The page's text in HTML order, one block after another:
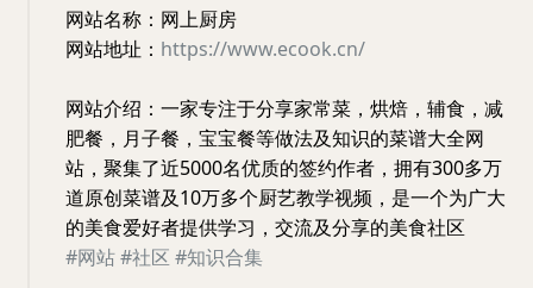
网站名称：网上厨房
网站地址： https://www.ecook.cn/
网站介绍：一家专注于分享家常菜，烘焙，辅食，减
肥餐，月子餐，宝宝餐等做法及知识的菜谱大全网
站，聚集了近5000名优质的签约作者，拥有300多万
道原创菜谱及10万多个厨艺教学视频，是一个为广大
的美食爱好者提供学习，交流及分享的美食社区
#网站#社区#知识合集